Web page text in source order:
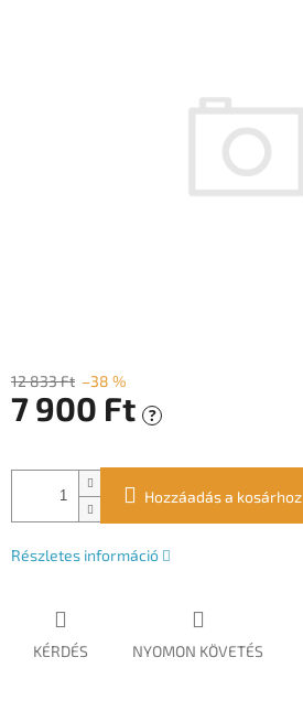
12 833 Ft –38 %
7 900 Ft ?
Hozzáadás a kosárhoz
Részletes információ
KÉRDÉS NYOMON KÖVETÉS